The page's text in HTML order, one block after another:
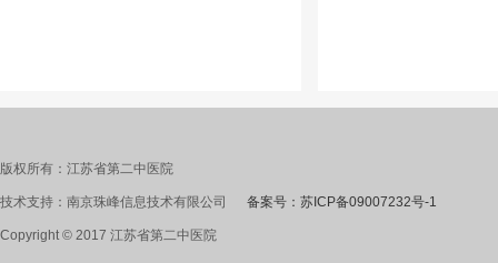
版权所有：江苏省第二中医院
技术支持：南京珠峰信息技术有限公司 备案号：苏ICP备09007232号-1
Copyright © 2017 江苏省第二中医院